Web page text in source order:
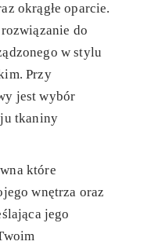
okrągłe oparcie.
do
w stylu
Przy
jest wybór
tkaniny
które
wnętrza oraz
jego